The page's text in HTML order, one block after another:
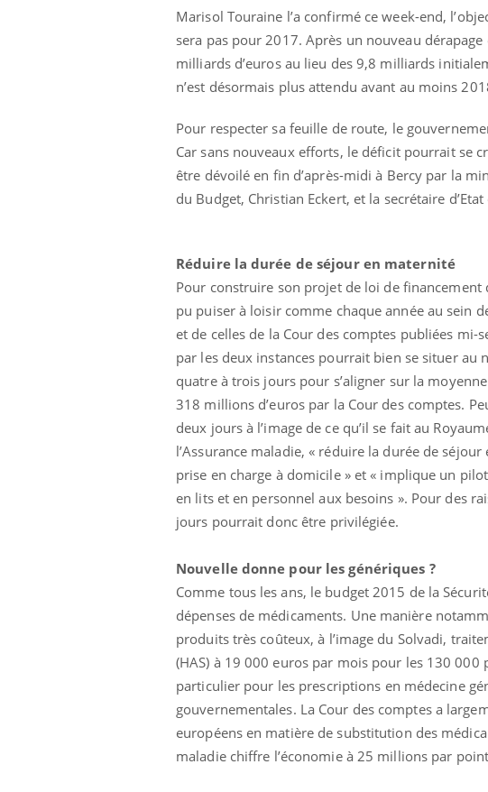
Marisol Touraine l’a confirmé ce week-end,
sera pas pour 2017. Après un nouveau
milliards d’euros au lieu des 9,8 milliards
n’est désormais plus attendu avant au moins
Pour respecter sa feuille de route, le
Car sans nouveaux efforts, le déficit pourrait se
être dévoilé en fin d’après-midi à Bercy par la
du Budget, Christian Eckert, et la secrétaire
Réduire la durée de séjour en maternité
Pour construire son projet de loi de financement
pu puiser à loisir comme chaque année au sein
et de celles de la Cour des comptes publiées mi-
par les deux instances pourrait bien se situer
quatre à trois jours pour s’aligner sur la
318 millions d’euros par la Cour des comptes.
deux jours à l’image de ce qu’il se fait au
l’Assurance maladie, « réduire la durée de
prise en charge à domicile » et « implique un
en lits et en personnel aux besoins ». Pour des
jours pourrait donc être privilégiée.
Nouvelle donne pour les génériques ?
Comme tous les ans, le budget 2015 de la
dépenses de médicaments. Une manière
produits très coûteux, à l’image du Solvadi,
(HAS) à 19 000 euros par mois pour les 130
particulier pour les prescriptions en médecine
gouvernementales. La Cour des comptes a
européens en matière de substitution des
maladie chiffre l’économie à 25 millions par